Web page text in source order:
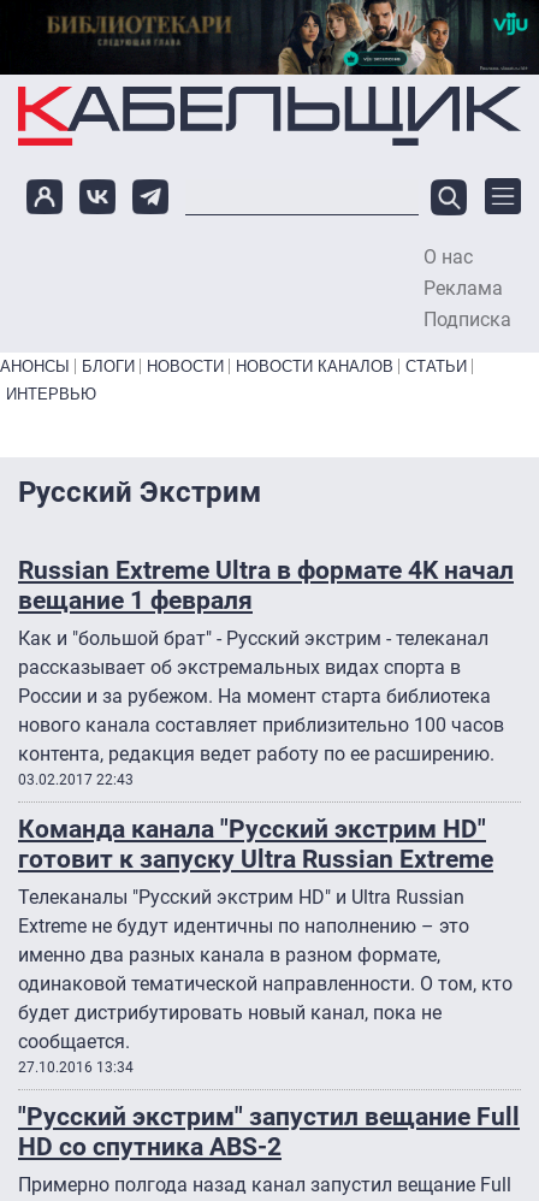
Перейти к основному содержанию
О нас
Реклама
Подписка
Primary links bottom
АНОНСЫ БЛОГИ НОВОСТИ НОВОСТИ КАНАЛОВ
СТАТЬИ
ИНТЕРВЬЮ
Русский Экстрим
Russian Extreme Ultra в формате 4K начал
вещание 1 февраля
Как и "большой брат" - Русский экстрим - телеканал
рассказывает об экстремальных видах спорта в
России и за рубежом. На момент старта библиотека
нового канала составляет приблизительно 100 часов
контента, редакция ведет работу по ее расширению.
03.02.2017 22:43
Команда канала "Русский экстрим HD"
готовит к запуску Ultra Russian Extreme
Телеканалы "Русский экстрим HD" и Ultra Russian
Extreme не будут идентичны по наполнению – это
именно два разных канала в разном формате,
одинаковой тематической направленности. О том, кто
будет дистрибутировать новый канал, пока не
сообщается.
27.10.2016 13:34
"Русский экстрим" запустил вещание Full
HD со спутника ABS-2
Примерно полгода назад канал запустил вещание Full